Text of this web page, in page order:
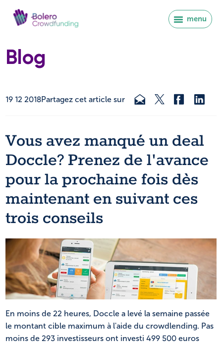
menu
Se connecter
Blog
19 12 2018Partagez cet article sur
Vous avez manqué un deal
Doccle? Prenez de l'avance
pour la prochaine fois dès
maintenant en suivant ces
trois conseils
En moins de 22 heures, Doccle a levé la semaine passée
le montant cible maximum à l'aide du crowdlending. Pas
moins de 293 investisseurs ont investi 499 500 euros